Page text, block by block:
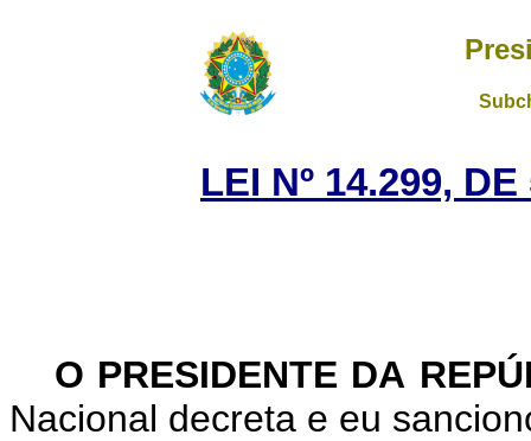
LEI Nº 14.299,
O PRESIDENTE DA
Nacional decreta e eu